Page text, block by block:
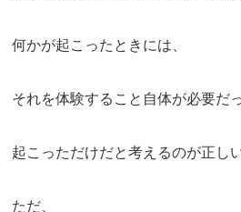
何かが起こったときには、
それを体験すること自体が必要だ
起こっただけだと考えるのが正し
ただ、